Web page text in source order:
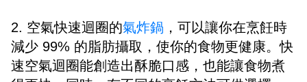
2. 空氣快速迴圈的氣炸鍋 ，可以讓你在烹飪時
減少 99% 的脂肪攝取，使你的食物更健康。快
速空氣迴圈能創造出酥脆口感，也能讓食物煮